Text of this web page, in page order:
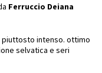
Ferruccio Deiana
piuttosto intenso. ottimo
selvatica e seri